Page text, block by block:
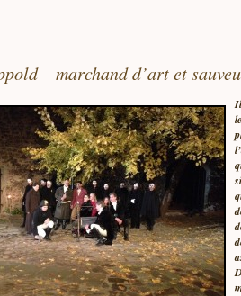
– marchand d’art et